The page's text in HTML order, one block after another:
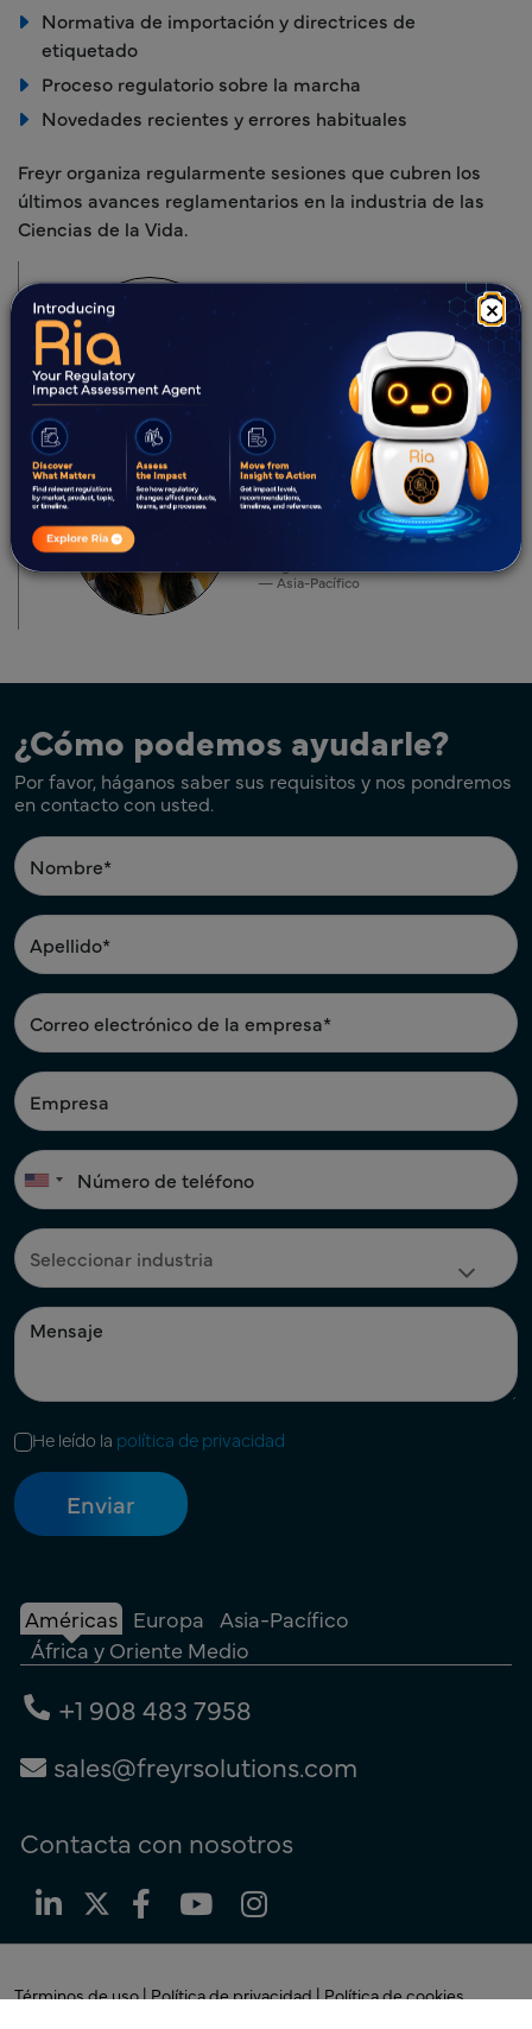
×
Normativa de importación y directrices de
etiquetado
Proceso regulatorio sobre la marcha
Novedades recientes y errores habituales
Freyr organiza regularmente sesiones que cubren los
últimos avances reglamentarios en la industria de las
Ciencias de la Vida.
Anfitrión
Ji Yun Jung
Socio de Clientes y Gerente de
Desarrollo de Negocio
Presentador
Naghma Matloob
— Asia-Pacífico
¿Cómo podemos ayudarle?
Por favor, háganos saber sus requisitos y nos pondremos
en contacto con usted.
He leído la política de privacidad
Américas Europa Asia-Pacífico
África y Oriente Medio
+1 908 483 7958
sales@freyrsolutions.com
Contacta con nosotros
Términos de uso|Política de privacidad|Política de cookies